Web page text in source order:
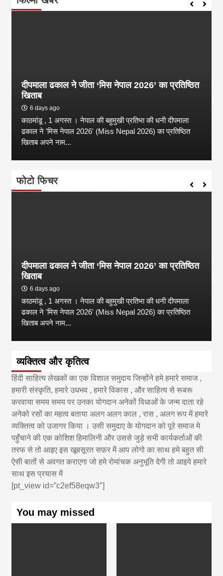
दीपमाला ढकाल ने जीता ‘मिस नेपाल 2026’ का प्रतिष्ठित
खिताब
6 days ago
काठमांडू , 1 अगस्त । नेपाल की बहुमुखी प्रतिभा की धनी दीपमाला
ढकाल ने 'मिस नेपाल 2026' (Miss Nepal 2026) का प्रतिष्ठित
खिताब अपने नाम...
फोटो फिचर
दीपमाला ढकाल ने जीता ‘मिस नेपाल 2026’ का प्रतिष्ठित
खिताब
6 days ago
काठमांडू , 1 अगस्त । नेपाल की बहुमुखी प्रतिभा की धनी दीपमाला
ढकाल ने 'मिस नेपाल 2026' (Miss Nepal 2026) का प्रतिष्ठित
खिताब अपने नाम...
व्यक्तित्व और कृतित्व
हिंदी साहित्य लेखकों का एक विशाल समुदाय जिन्होंने हमे हमारे समाज ,
हमारी संस्कृति, हमारे उधभव , हमारे विकास , और साहित्य से रूबरू
करवाया समय समय पर उनका योगदान अनेकों विधाओं के जन्म दाता रहे
अनेको रसों का महत्व बताया अलग अलग काल , रास , अलग रूप में हमारे
व्यक्तित्व को उजागर किया । उसी समुदाए के योगदान को पूरे समाज मे
पहुँचाने की एक कोशिश हिमालिनी और उससे जुड़े सभी कार्यकर्ताओं की
तरफ से तो आइए इस खूबसूरत सफ़र में आप लोगो का साथ हमे बहुत सी
ऐसी बातों से अवगत कराएगा जो हमे रोमांचक अनुभूति देगी तो आइये हमारे
साथ इस प्रयास में
[pt_view id=”c2ef58eqw3″]
You may missed